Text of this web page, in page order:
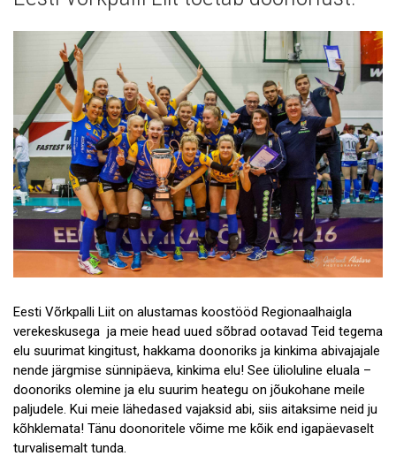
Galerii
Koostöö
Tule tööle!
Tule ekskursioonile!
Andmekaitse
Eesti Võrkpalli Liit on alustamas koostööd Regionaalhaigla
verekeskusega ja meie head uued sõbrad ootavad Teid tegema
elu suurimat kingitust, hakkama doonoriks ja kinkima abivajajale
nende järgmise sünnipäeva, kinkima elu! See ülioluline eluala –
doonoriks olemine ja elu suurim heategu on jõukohane meile
paljudele. Kui meie lähedased vajaksid abi, siis aitaksime neid ju
kõhklemata! Tänu doonoritele võime me kõik end igapäevaselt
turvalisemalt tunda.